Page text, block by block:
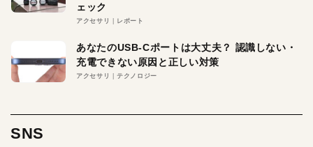
ェック
アクセサリ レポート
あなたのUSB-Cポートは大丈夫？ 認識しない・
充電できない原因と正しい対策
アクセサリ テクノロジー
SNS